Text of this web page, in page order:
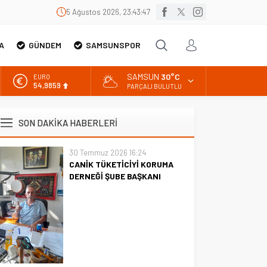
5 Ağustos 2026, 23:43:48
GÜNDEM SAMSUNSPOR
EURO
54,9859
BİST
13.703,13
DOLAR
47,5639
SAMSUN 30°C
PARÇALI BULUTLU
SON DAKİKA HABERLERİ
30 Temmuz 2026 16:24
CANİK TÜKETİCİYİ KORUMA
DERNEĞİ ŞUBE BAŞKANI